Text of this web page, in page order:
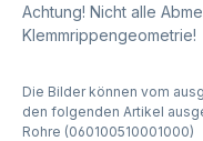
Achtung! Nicht alle
Klemmrippengeometrie!
Die Bilder können vom
den folgenden Artikel
Rohre (060100510001000)